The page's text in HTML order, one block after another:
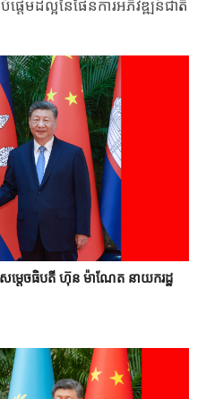
តើមដ៏ល្អនៃផែនការអភិវឌ្ឍន៍ជាតិ
តេចធិបតី ហ៊ុន ម៉ាណែត នាយករដ្ឋ